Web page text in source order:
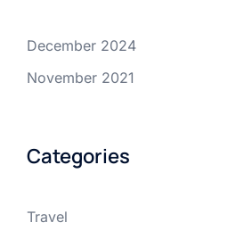
December 2024
November 2021
Categories
Travel